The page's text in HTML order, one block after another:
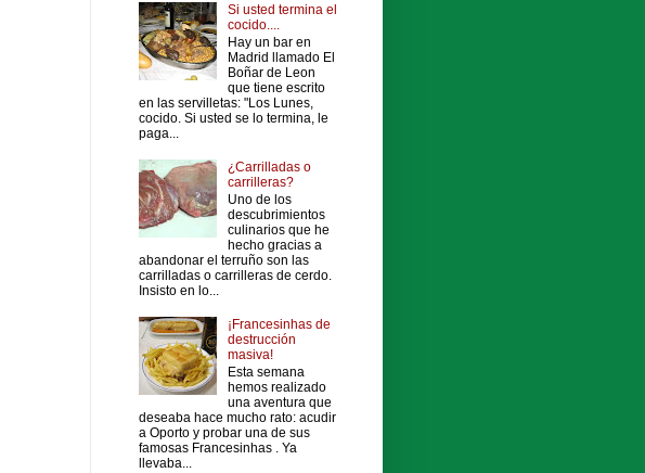
Si usted termina el
cocido....
Hay un bar en
Madrid llamado El
Boñar de Leon
que tiene escrito
en las servilletas: "Los Lunes,
cocido. Si usted se lo termina, le
paga...
¿Carrilladas o
carrilleras?
Uno de los
descubrimientos
culinarios que he
hecho gracias a
abandonar el terruño son las
carrilladas o carrilleras de cerdo.
Insisto en lo...
¡Francesinhas de
destrucción
masiva!
Esta semana
hemos realizado
una aventura que
deseaba hace mucho rato: acudir
a Oporto y probar una de sus
famosas Francesinhas . Ya
llevaba...